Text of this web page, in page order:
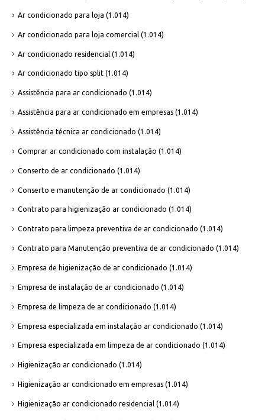
Ar condicionado para loja (1.014)
Ar condicionado para loja comercial (1.014)
Ar condicionado residencial (1.014)
Ar condicionado tipo split (1.014)
Assistência para ar condicionado (1.014)
Assistência para ar condicionado em empresas (1.014)
Assistência técnica ar condicionado (1.014)
Comprar ar condicionado com instalação (1.014)
Conserto de ar condicionado (1.014)
Conserto e manutenção de ar condicionado (1.014)
Contrato para higienização ar condicionado (1.014)
Contrato para limpeza preventiva de ar condicionado (1.014)
Contrato para Manutenção preventiva de ar condicionado (1.014)
Empresa de higienização de ar condicionado (1.014)
Empresa de instalação de ar condicionado (1.014)
Empresa de limpeza de ar condicionado (1.014)
Empresa especializada em instalação ar condicionado (1.014)
Empresa especializada em limpeza de ar condicionado (1.014)
Higienização ar condicionado (1.014)
Higienização ar condicionado em empresas (1.014)
Higienização ar condicionado residencial (1.014)